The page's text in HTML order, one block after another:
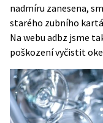
nadmíru zanesena,
starého zubního
Na webu adbz jsme
poškozenívyčistit